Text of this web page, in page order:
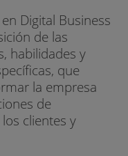
Digital Business
de las
habilidades y
que
la empresa
de
clientes y